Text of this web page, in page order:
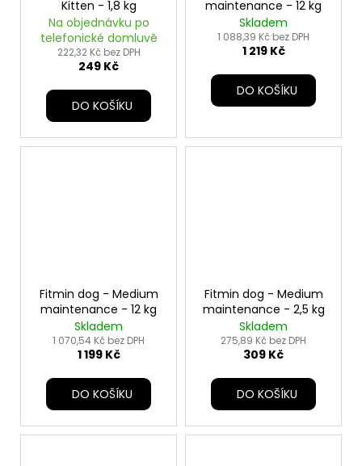
Kitten - 1,8 kg
Na objednávku po
telefonické domluvě
222,32 Kč bez DPH
249 Kč
DO KOŠÍKU
maintenance - 12 kg
Skladem
1 088,39 Kč bez DPH
1 219 Kč
DO KOŠÍKU
Fitmin dog - Medium
maintenance - 12 kg
Skladem
1 070,54 Kč bez DPH
1 199 Kč
DO KOŠÍKU
Fitmin dog - Medium
maintenance - 2,5 kg
Skladem
275,89 Kč bez DPH
309 Kč
DO KOŠÍKU